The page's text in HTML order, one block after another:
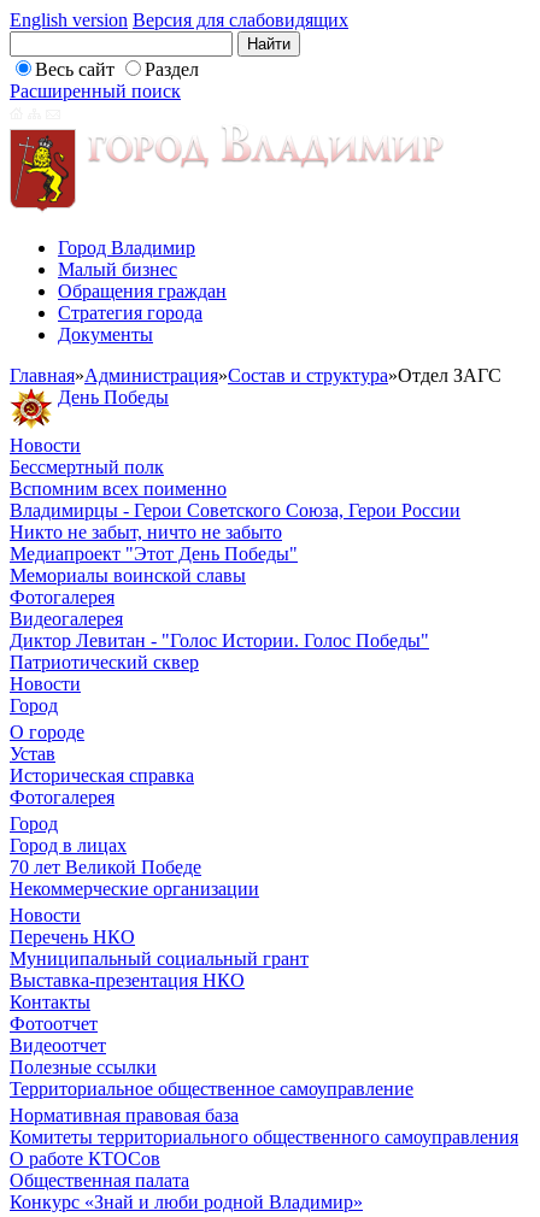
English version Версия для слабовидящих
Весь сайт
Раздел
Расширенный поиск
Город Владимир
Малый бизнес
Обращения граждан
Стратегия города
Документы
Главная»Администрация»Состав и структура»Отдел ЗАГС
День Победы
Новости
Бессмертный полк
Вспомним всех поименно
Владимирцы - Герои Советского Союза, Герои России
Никто не забыт, ничто не забыто
Медиапроект "Этот День Победы"
Мемориалы воинской славы
Фотогалерея
Видеогалерея
Диктор Левитан - "Голос Истории. Голос Победы"
Патриотический сквер
Новости
Город
О городе
Устав
Историческая справка
Фотогалерея
Город
Город в лицах
70 лет Великой Победе
Некоммерческие организации
Новости
Перечень НКО
Муниципальный социальный грант
Выставка-презентация НКО
Контакты
Фотоотчет
Видеоотчет
Полезные ссылки
Территориальное общественное самоуправление
Нормативная правовая база
Комитеты территориального общественного самоуправления
О работе КТОСов
Общественная палата
Конкурс «Знай и люби родной Владимир»